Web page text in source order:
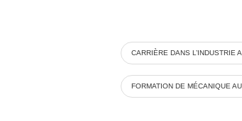
CARRIÈRE DANS L’INDUSTRIE
FORMATION DE MÉCANIQUE